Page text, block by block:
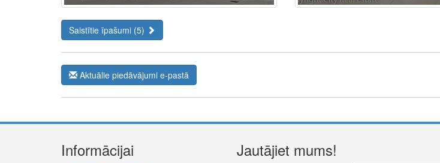
Saistītie īpašumi (5)
Aktuālie piedāvājumi e-pastā
Informācijai Jautājiet mums!